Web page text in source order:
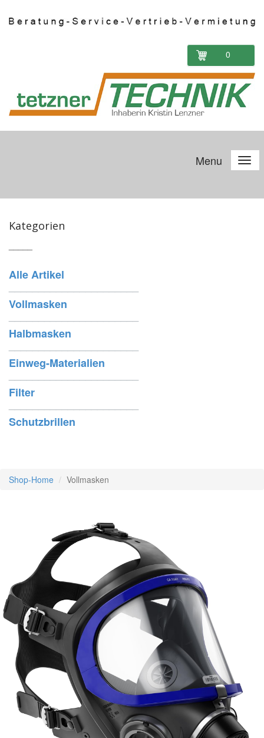
0
Menu
Kategorien
Alle Artikel
Vollmasken
Halbmasken
Einweg-Materialien
______________________
Filter
Schutzbrillen
Shop-Home Vollmasken